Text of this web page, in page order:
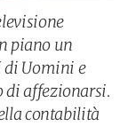
piano un
di Uomini e
di affezionarsi.
contabilità